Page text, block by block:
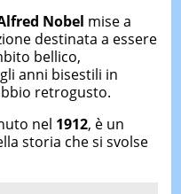
Nobel mise a
destinata a essere
bellico,
anni bisestili in
retrogusto.
nel 1912, è un
storia che si svolse